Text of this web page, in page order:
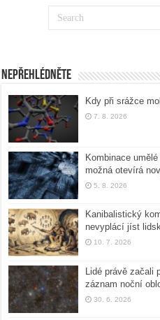
Nepřehlédněte
Kdy při srážce
7. 8. 2026
Kombinace
možná otevírá
5. 8. 2026
Kanibalistický
nevyplácí jíst
10. 7. 2026
Lidé právě začali
záznam noční
30. 6. 2026